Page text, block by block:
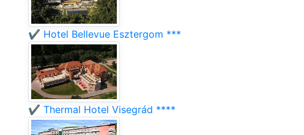
✔️ Hotel Bellevue Esztergom ***
✔️ Thermal Hotel Visegrád ****